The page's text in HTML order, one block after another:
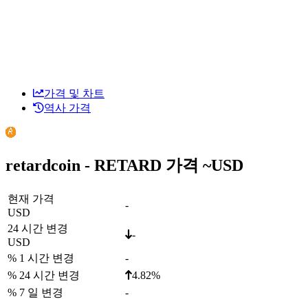
가격 및 차트
역사 가격
retardcoin - RETARD 가격 ~USD
현재 가격
USD
-
24 시간 변경
USD
-
% 1 시간 변경
-
% 24 시간 변경
4.82%
% 7 일 변경
-